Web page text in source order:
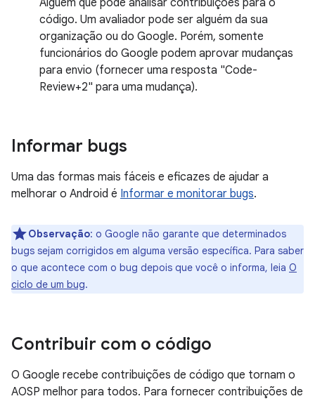
Alguém que pode analisar contribuições para o
código. Um avaliador pode ser alguém da sua
organização ou do Google. Porém, somente
funcionários do Google podem aprovar mudanças
para envio (fornecer uma resposta "Code-
Review+2" para uma mudança).
Informar bugs
Uma das formas mais fáceis e eficazes de ajudar a
melhorar o Android é Informar e monitorar bugs.
Observação: o Google não garante que determinados
bugs sejam corrigidos em alguma versão específica. Para saber
o que acontece com o bug depois que você o informa, leia O
ciclo de um bug.
Contribuir com o código
O Google recebe contribuições de código que tornam o
AOSP melhor para todos. Para fornecer contribuições de